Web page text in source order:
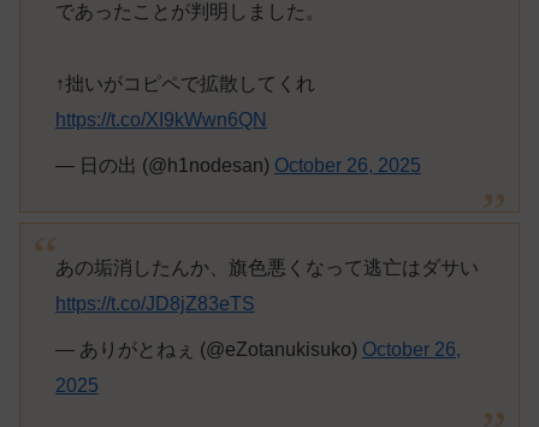
であったことが判明しました。
↑拙いがコピペで拡散してくれ
https://t.co/XI9kWwn6QN
— 日の出 (@h1nodesan) October 26, 2025
あの垢消したんか、旗色悪くなって逃亡はダサい
https://t.co/JD8jZ83eTS
— ありがとねぇ (@eZotanukisuko) October 26,
2025